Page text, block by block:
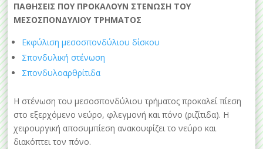
ΠΑΘΗΣΕΙΣ ΠΟΥ ΠΡΟΚΑΛΟΥΝ ΣΤΕΝΩΣΗ ΤΟΥ
ΜΕΣΟΣΠΟΝΔΥΛΙΟΥ ΤΡΗΜΑΤΟΣ
Εκφύλιση μεσοσπονδύλιου δίσκου
Σπονδυλική στένωση
Σπονδυλοαρθρίτιδα
Η στένωση του μεσοσπονδύλιου τρήματος προκαλεί πίεση
στο εξερχόμενο νεύρο, φλεγμονή και πόνο (ριζίτιδα). Η
χειρουργική αποσυμπίεση ανακουφίζει το νεύρο και
διακόπτει τον πόνο.